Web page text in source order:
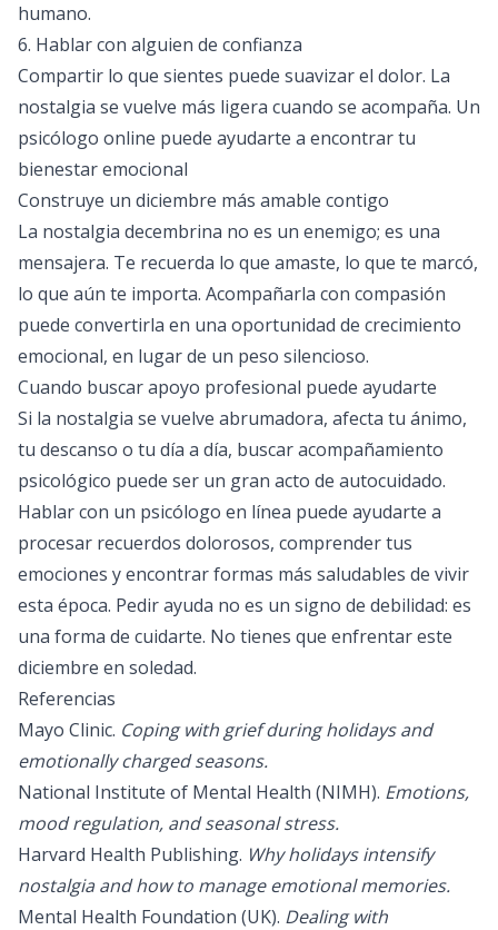
humano.
6. Hablar con alguien de confianza
Compartir lo que sientes puede suavizar el dolor. La
nostalgia se vuelve más ligera cuando se acompaña. Un
psicólogo online puede ayudarte a encontrar tu
bienestar emocional
Construye un diciembre más amable contigo
La nostalgia decembrina no es un enemigo; es una
mensajera. Te recuerda lo que amaste, lo que te marcó,
lo que aún te importa. Acompañarla con compasión
puede convertirla en una oportunidad de crecimiento
emocional, en lugar de un peso silencioso.
Cuando buscar apoyo profesional puede ayudarte
Si la nostalgia se vuelve abrumadora, afecta tu ánimo,
tu descanso o tu día a día, buscar acompañamiento
psicológico puede ser un gran acto de autocuidado.
Hablar con un psicólogo en línea puede ayudarte a
procesar recuerdos dolorosos, comprender tus
emociones y encontrar formas más saludables de vivir
esta época. Pedir ayuda no es un signo de debilidad: es
una forma de cuidarte. No tienes que enfrentar este
diciembre en soledad.
Referencias
Mayo Clinic. Coping with grief during holidays and
emotionally charged seasons.
National Institute of Mental Health (NIMH). Emotions,
mood regulation, and seasonal stress.
Harvard Health Publishing. Why holidays intensify
nostalgia and how to manage emotional memories.
Mental Health Foundation (UK). Dealing with